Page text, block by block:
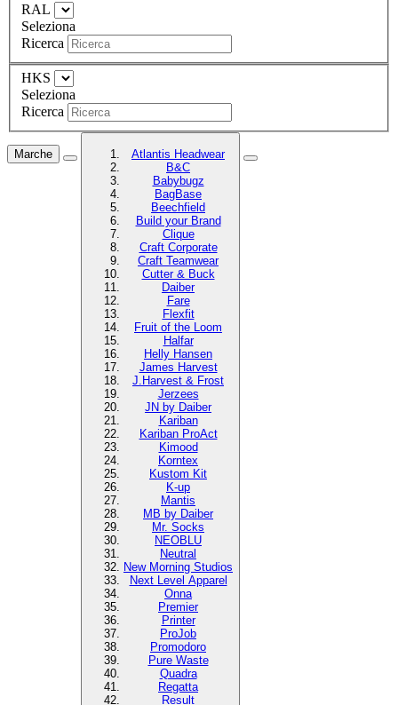
RAL
Seleziona
Ricerca
HKS
Seleziona
Ricerca
Marche
Atlantis Headwear
B&C
Babybugz
BagBase
Beechfield
Build your Brand
Clique
Craft Corporate
Craft Teamwear
Cutter & Buck
Daiber
Fare
Flexfit
Fruit of the Loom
Halfar
Helly Hansen
James Harvest
J.Harvest & Frost
Jerzees
JN by Daiber
Kariban
Kariban ProAct
Kimood
Korntex
Kustom Kit
K-up
Mantis
MB by Daiber
Mr. Socks
NEOBLU
Neutral
New Morning Studios
Next Level Apparel
Onna
Premier
Printer
ProJob
Promodoro
Pure Waste
Quadra
Regatta
Result